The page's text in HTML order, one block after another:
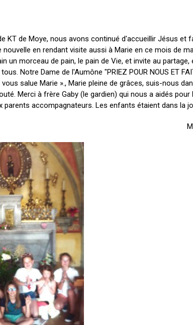
KT de Moye, nous avons continué d'accueillir Jésus et
en rendant visite aussi à Marie en ce mois de
un morceau de pain, le pain de Vie, et invite au partage,
Notre Dame de l'Aumône "PRIEZ POUR NOUS ET
salue Marie »., Marie pleine de grâces, suis-nous
Merci à frère Gaby (le gardien) qui nous a aidés pour
accompagnateurs. Les enfants étaient dans la